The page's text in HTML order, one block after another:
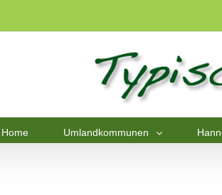
Home Umlandkommunen